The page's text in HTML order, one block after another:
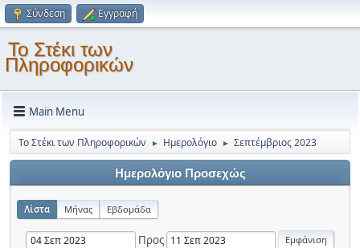
Σύνδεση Εγγραφή
Το Στέκι των
Πληροφορικών
Main Menu
Το Στέκι των Πληροφορικών ► Ημερολόγιο ► Σεπτέμβριος 2023
Ημερολόγιο Προσεχώς
Λίστα Μήνας Εβδομάδα
Προς